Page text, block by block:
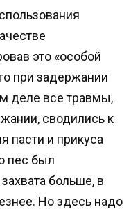
это «особой
при задержании
деле все травмы,
сводились к
пасти и прикуса
пес был
больше, в
Но здесь надо